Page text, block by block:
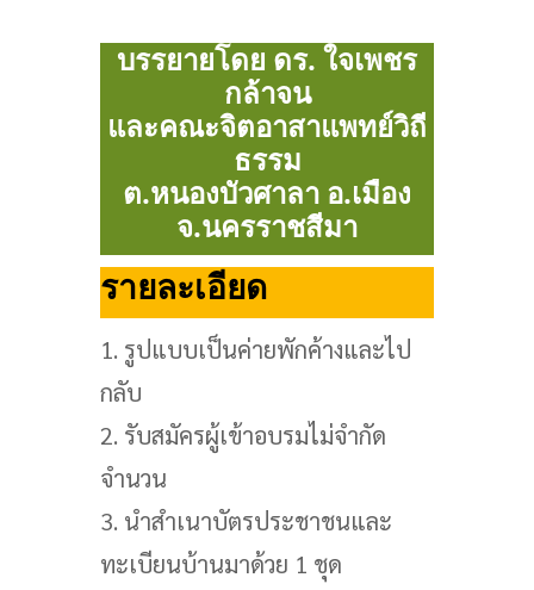
บรรยายโดย ดร. ใจเพชร
กล้าจน
และคณะจิตอาสาแพทย์วิถี
ธรรม
ต.หนองบัวศาลา อ.เมือง
จ.นครราชสีมา
รายละเอียด
1. รูปแบบเป็นค่ายพักค้างและไป
กลับ
2. รับสมัครผู้เข้าอบรมไม่จำกัด
จำนวน
3. นำสำเนาบัตรประชาชนและ
ทะเบียนบ้านมาด้วย 1 ชุด